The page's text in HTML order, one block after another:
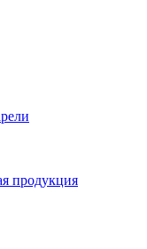
продукция